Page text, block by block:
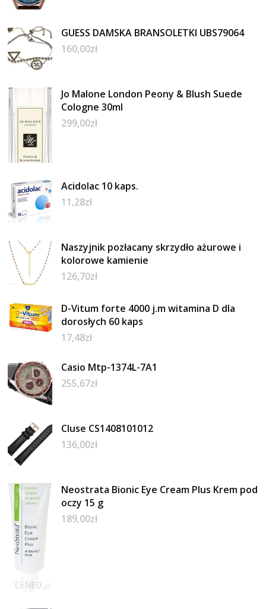
GUESS DAMSKA BRANSOLETKI UBS79064
160,00zł
Jo Malone London Peony & Blush Suede
Cologne 30ml
299,00zł
Acidolac 10 kaps.
11,28zł
Naszyjnik pozłacany skrzydło ażurowe i
kolorowe kamienie
126,70zł
D-Vitum forte 4000 j.m witamina D dla
dorosłych 60 kaps
17,48zł
Casio Mtp-1374L-7A1
255,67zł
Cluse CS1408101012
136,00zł
Neostrata Bionic Eye Cream Plus Krem pod
oczy 15 g
189,00zł